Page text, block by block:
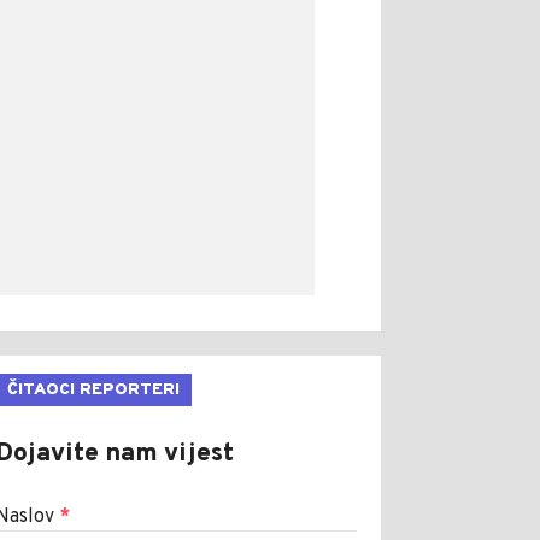
ČITAOCI REPORTERI
nam vijest
*